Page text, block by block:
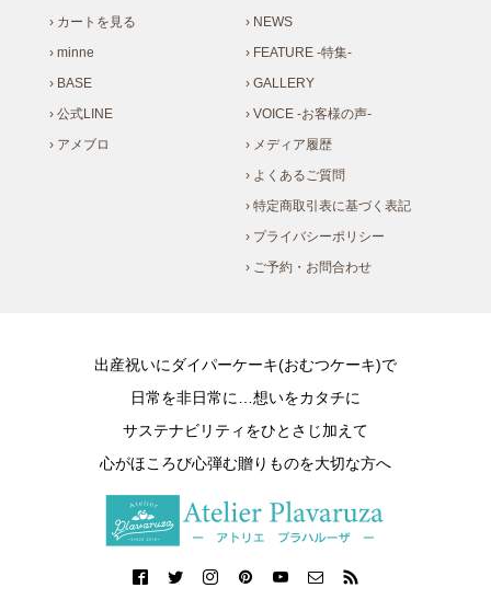
› カートを見る
› minne
› BASE
› 公式LINE
› アメブロ
› NEWS
› FEATURE -特集-
› GALLERY
› VOICE -お客様の声-
› メディア履歴
› よくあるご質問
› 特定商取引表に基づく表記
› プライバシーポリシー
› ご予約・お問合わせ
出産祝いにダイパーケーキ(おむつケーキ)で
日常を非日常に…想いをカタチに
サステナビリティをひとさじ加えて
心がほころび心弾む贈りものを大切な方へ